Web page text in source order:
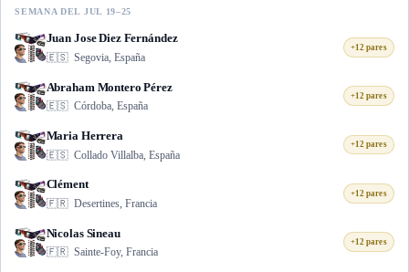
SEMANA DEL JUL 19–25
Juan Jose Diez Fernández
🇪🇸 Segovia, España
+12 pares
Abraham Montero Pérez
🇪🇸 Córdoba, España
+12 pares
Maria Herrera
🇪🇸 Collado Villalba, España
+12 pares
Clément
🇫🇷 Desertines, Francia
+12 pares
Nicolas Sineau
🇫🇷 Sainte-Foy, Francia
+12 pares